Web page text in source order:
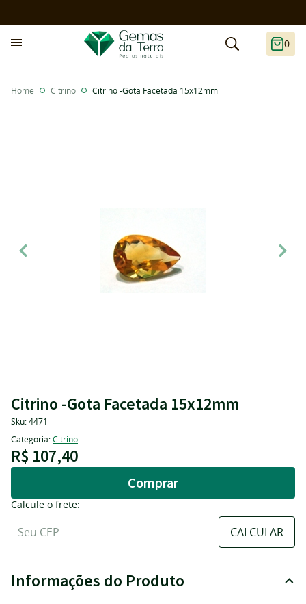
0
Home Citrino Citrino -Gota Facetada 15x12mm
Citrino -Gota Facetada 15x12mm
Sku:4471
Categoria:Citrino
R$ 107,40
Comprar
Calcule o frete:
Informações do Produto